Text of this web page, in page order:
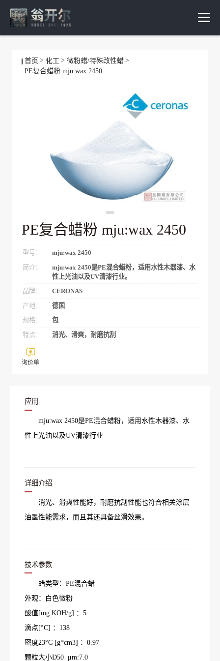
首页 化工
微粉蜡/特殊改性蜡
PE复合蜡粉 mju:wax 2450
PE复合蜡粉 mju:wax 2450
型号：
mju:wax 2450
简介：
mju:wax 2450是PE混合蜡粉，适用水性木器漆、水
性上光油以及UV清漆行业。
品牌：
CERONAS
产地：
德国
规格：
包
特点：
消光、滑爽，耐磨抗刮
询价单
应用
mju:wax 2450是PE混合蜡粉，适用水性木器漆、水
性上光油以及UV清漆行业
详细介绍
消光、滑爽性能好，耐磨抗刮性能也符合相关涂层
油墨性能需求，而且其还具备丝滑效果。
技术参数
蜡类型：PE混合蜡
外观：白色微粉
酸值[mg KOH/g] ：5
滴点[°C] ：138
密度23°C [g*cm3] ：0.97
颗粒大小D50 μm:7.0